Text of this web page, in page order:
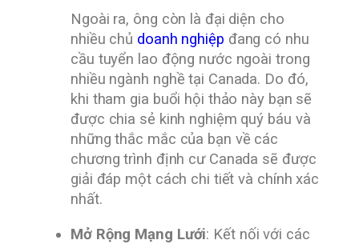
Ngoài ra, ông còn là đại diện cho
nhiều chủ doanh nghiệp đang có nhu
cầu tuyển lao động nước ngoài trong
nhiều ngành nghề tại Canada. Do đó,
khi tham gia buổi hội thảo này bạn sẽ
được chia sẻ kinh nghiệm quý báu và
những thắc mắc của bạn về các
chương trình định cư Canada sẽ được
giải đáp một cách chi tiết và chính xác
nhất.
Mở Rộng Mạng Lưới: Kết nối với các